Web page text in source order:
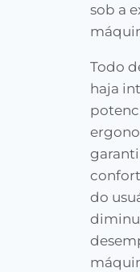
sob a
Todo
haja
do